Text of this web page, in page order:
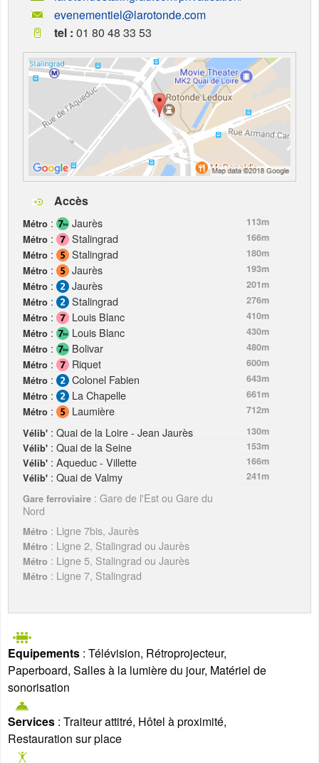
evenementiel@larotonde.com
tel : 01 80 48 33 53
Accès
Métro : Jaurès
113m
Métro : Stalingrad
166m
Métro : Stalingrad
180m
Métro : Jaurès
193m
Métro : Jaurès
201m
Métro : Stalingrad
276m
Métro : Louis Blanc
410m
Métro : Louis Blanc
430m
Métro : Bolivar
480m
Métro : Riquet
600m
Métro : Colonel Fabien
643m
Métro : La Chapelle
661m
Métro : Laumière
712m
Vélib' : Quai de la Loire - Jean Jaurès
130m
Vélib' : Quai de la Seine
153m
Vélib' : Aqueduc - Villette
166m
Vélib' : Quai de Valmy
241m
Gare ferroviaire : Gare de l'Est ou Gare du
Nord
Métro : Ligne 7bis, Jaurès
Métro : Ligne 2, Stalingrad ou Jaurès
Métro : Ligne 5, Stalingrad ou Jaurès
Métro : Ligne 7, Stalingrad
Equipements : Télévision, Rétroprojecteur,
Paperboard, Salles à la lumière du jour, Matériel de
sonorisation
Services : Traiteur attitré, Hôtel à proximité,
Restauration sur place